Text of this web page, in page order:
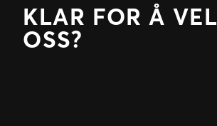
KLAR FOR Å
OSS?